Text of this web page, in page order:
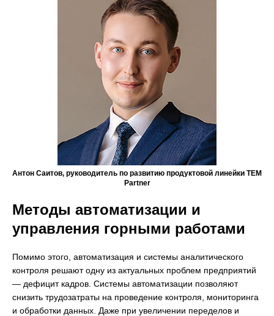
Антон Саитов, руководитель по развитию продуктовой линейки TEM
Partner
Методы автоматизации и
управления горными работами
Помимо этого, автоматизация и системы аналитического
контроля решают одну из актуальных проблем предприятий
— дефицит кадров. Системы автоматизации позволяют
снизить трудозатраты на проведение контроля, мониторинга
и обработки данных. Даже при увеличении переделов и